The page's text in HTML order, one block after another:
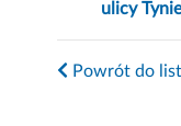
ulicy
Powrót do